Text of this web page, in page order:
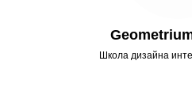
Школа дизайна